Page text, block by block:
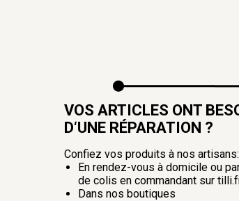
VOS ARTICLES ONT
D‘UNE RÉPARATION ?
Confiez vos produits à nos artisans:
En rendez-vous à domicile ou
de colis en commandant sur
Dans nos boutiques